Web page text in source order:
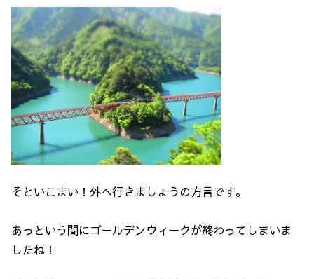
そといこまい！外へ行きましょうの方言です。
あっという間にゴールデンウィークが終わってしまいま
したね！